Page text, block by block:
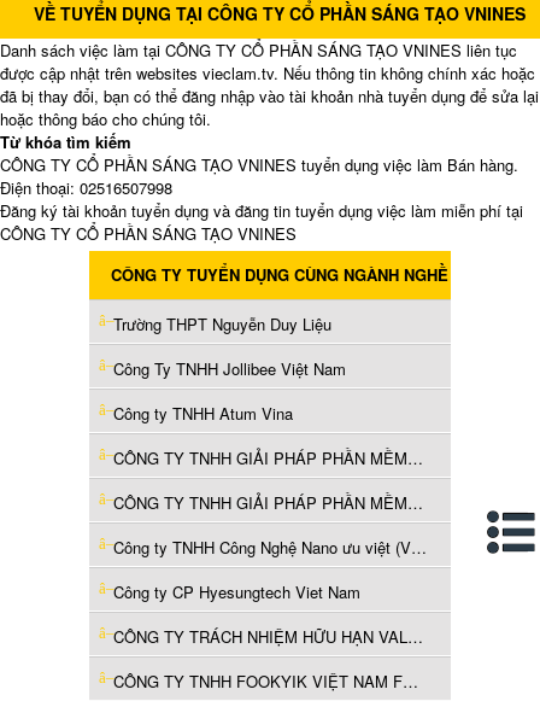
VỀ TUYỂN DỤNG TẠI CÔNG TY CỔ PHẦN SÁNG TẠO VNINES
Danh sách việc làm tại CÔNG TY CỔ PHẦN SÁNG TẠO VNINES liên tục
được cập nhật trên websites vieclam.tv. Nếu thông tin không chính xác hoặc
đã bị thay đổi, bạn có thể đăng nhập vào tài khoản nhà tuyển dụng để sửa lại
hoặc thông báo cho chúng tôi.
Từ khóa tìm kiếm
CÔNG TY CỔ PHẦN SÁNG TẠO VNINES tuyển dụng việc làm Bán hàng.
Điện thoại: 02516507998
Đăng ký tài khoản tuyển dụng và đăng tin tuyển dụng việc làm miễn phí tại
CÔNG TY CỔ PHẦN SÁNG TẠO VNINES
CÔNG TY TUYỂN DỤNG CÙNG NGÀNH NGHỀ
Trường THPT Nguyễn Duy Liệu
Công Ty TNHH Jollibee Việt Nam
Công ty TNHH Atum Vina
CÔNG TY TNHH GIẢI PHÁP PHẦN MỀM CÔNG TÁC VÀ THANH TOÁN
CÔNG TY TNHH GIẢI PHÁP PHẦN MỀM CÔNG TÁC VÀ THANH TOÁN
Công ty TNHH Công Nghệ Nano ưu việt (Việt Nam)
Công ty CP Hyesungtech Viet Nam
CÔNG TY TRÁCH NHIỆM HỮU HẠN VALSPAR (VIỆT NAM)
CÔNG TY TNHH FOOKYIK VIỆT NAM FURNITURE